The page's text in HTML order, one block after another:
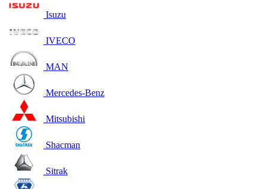
Isuzu
IVECO
MAN
Mercedes-Benz
Mitsubishi
Shacman
Sitrak